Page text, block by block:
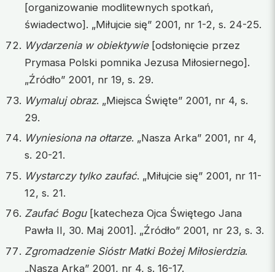
[organizowanie modlitewnych spotkań,
świadectwo]. „Miłujcie się” 2001, nr 1-2, s. 24-25.
Wydarzenia w obiektywie[odsłonięcie przez
Prymasa Polski pomnika Jezusa Miłosiernego].
„Źródło” 2001, nr 19, s. 29.
Wymaluj obraz. „Miejsca Święte” 2001, nr 4, s.
29.
Wyniesiona na ołtarze. „Nasza Arka” 2001, nr 4,
s. 20-21.
Wystarczy tylko zaufać. „Miłujcie się” 2001, nr 11-
12, s. 21.
Zaufać Bogu[katecheza Ojca Świętego Jana
Pawła II, 30. Maj 2001]. „Źródło” 2001, nr 23, s. 3.
Zgromadzenie Sióstr Matki Bożej Miłosierdzia.
„Nasza Arka” 2001, nr 4, s. 16-17.